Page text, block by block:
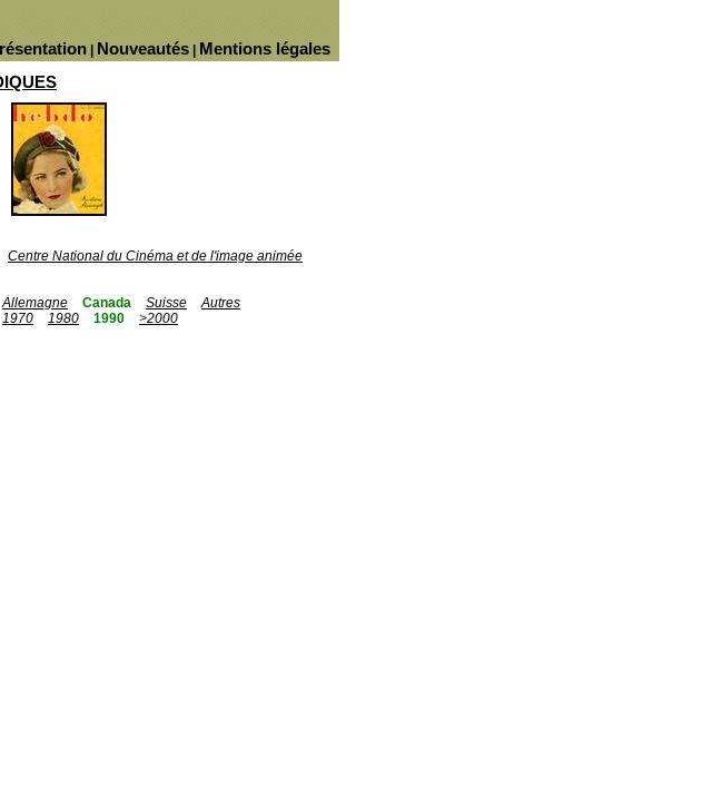
Mentions légales
Nouveautés
Centre National du Cinéma et de l'image animée
Allemagne Canada Suisse
Autres
1970 1980 1990
>2000